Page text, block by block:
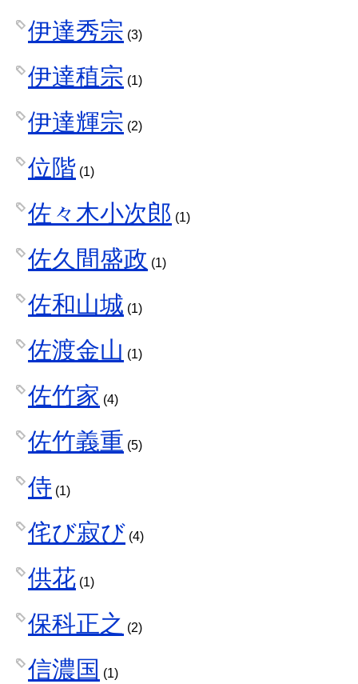
伊達秀宗 (3)
伊達稙宗 (1)
伊達輝宗 (2)
位階 (1)
佐々木小次郎 (1)
佐久間盛政 (1)
佐和山城 (1)
佐渡金山 (1)
佐竹家 (4)
佐竹義重 (5)
侍 (1)
侘び寂び (4)
供花 (1)
保科正之 (2)
信濃国 (1)